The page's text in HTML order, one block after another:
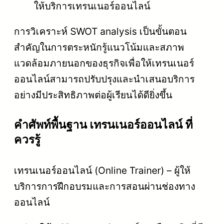
ให้บริการเทรนเนอร์ออนไลน์
การวิเคราะห์ SWOT analysis เป็นขั้นตอน
สำคัญในการตระหนักรู้แนวโน้มและสภาพ
แวดล้อมภายนอกของธุรกิจเพื่อให้เทรนเนอร์
ออนไลน์สามารถปรับปรุงและนำเสนอบริการ
อย่างมีประสิทธิภาพต่อผู้เรียนได้ดียิ่งขึ้น
คําศัพท์พื้นฐาน เทรนเนอร์ออนไลน์ ที่
ควรรู้
เทรนเนอร์ออนไลน์ (Online Trainer) – ผู้ให้
บริการการฝึกอบรมและการสอนผ่านช่องทาง
ออนไลน์